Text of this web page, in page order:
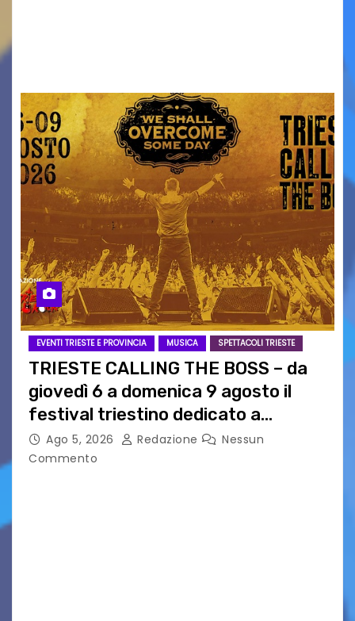
EVENTI TRIESTE E PROVINCIA MUSICA SPETTACOLI TRIESTE
TRIESTE CALLING THE BOSS – da
giovedì 6 a domenica 9 agosto il
festival triestino dedicato a
Springsteen
Ago 5, 2026 Redazione
Nessun
Commento